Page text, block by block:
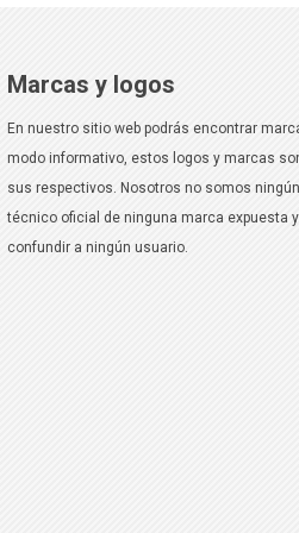
Marcas y logos
En nuestro sitio web podrás encontrar
modo informativo, estos logos y marcas
sus respectivos. Nosotros no somos
técnico oficial de ninguna marca expuesta
confundir a ningún usuario.